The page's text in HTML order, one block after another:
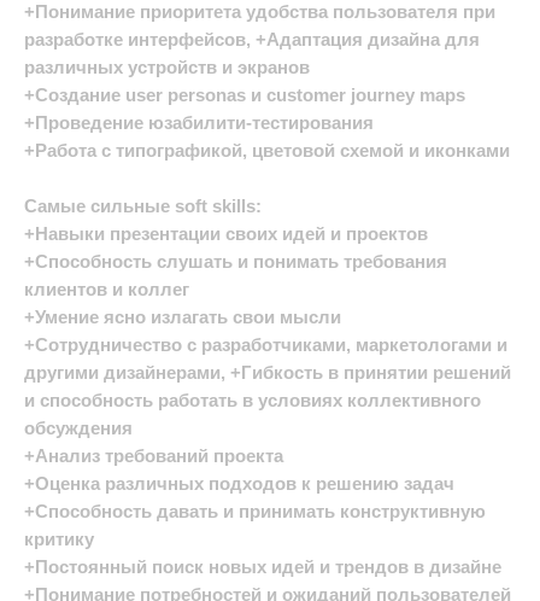
+Понимание приоритета удобства пользователя при
разработке интерфейсов, +Адаптация дизайна для
различных устройств и экранов
+Создание user personas и customer journey maps
+Проведение юзабилити-тестирования
+Работа с типографикой, цветовой схемой и иконками
Самые сильные soft skills:
+Навыки презентации своих идей и проектов
+Способность слушать и понимать требования
клиентов и коллег
+Умение ясно излагать свои мысли
+Сотрудничество с разработчиками, маркетологами и
другими дизайнерами, +Гибкость в принятии решений
и способность работать в условиях коллективного
обсуждения
+Анализ требований проекта
+Оценка различных подходов к решению задач
+Способность давать и принимать конструктивную
критику
+Постоянный поиск новых идей и трендов в дизайне
+Понимание потребностей и ожиданий пользователей